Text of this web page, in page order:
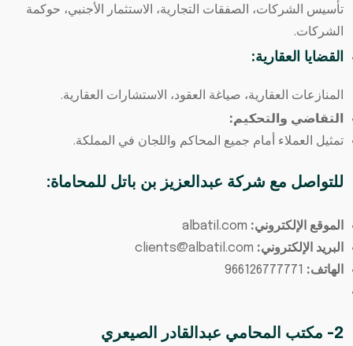
تأسيس الشركات، الصفقات التجارية، الاستثمار الأجنبي، حوكمة
الشركات.
القضايا العقارية:
المنازعات العقارية، صياغة العقود، الاستشارات العقارية.
التقاضي والتحكيم:
تمثيل العملاء أمام جميع المحاكم واللجان في المملكة.
للتواصل مع شركة عبدالعزيز بن باتل للمحاماة:
الموقع الإلكتروني: albatil.com
البريد الإلكتروني:
الهاتف: 966126777771
2- مكتب المحامي عبدالقادر الصيعري